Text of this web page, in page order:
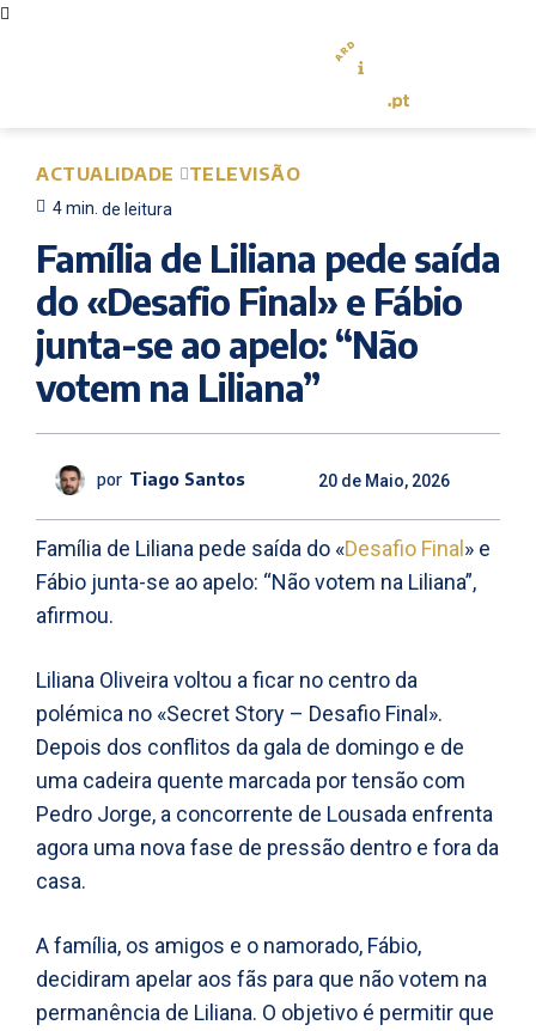
ACTUALIDADE TELEVISÃO
4min. de leitura
Família de Liliana pede saída
do «Desafio Final» e Fábio
junta-se ao apelo: “Não
votem na Liliana”
por Tiago Santos 20 de Maio, 2026
Família de Liliana pede saída do «Desafio Final » e
Fábio junta-se ao apelo: “Não votem na Liliana”,
afirmou.
Liliana Oliveira voltou a ficar no centro da
polémica no «Secret Story – Desafio Final».
Depois dos conflitos da gala de domingo e de
uma cadeira quente marcada por tensão com
Pedro Jorge, a concorrente de Lousada enfrenta
agora uma nova fase de pressão dentro e fora da
casa.
A família, os amigos e o namorado, Fábio,
decidiram apelar aos fãs para que não votem na
permanência de Liliana. O objetivo é permitir que